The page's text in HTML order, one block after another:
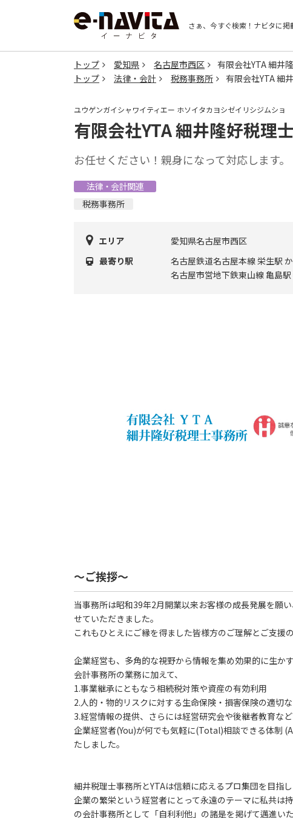
さぁ、今すぐ検索！ ナビタに掲
トップ 愛知県 名古屋市西区
有限会社YTA 細井
トップ
法律・会計 税務事務所 有限会社YTA 細
ユウゲンガイシャワイティエー ホソイタカヨシゼイリシジムショ
有限会社YTA 細井隆好税理
お任せください！親身になって対応します。
法律・会計関連
税務事務所
エリア
愛知県名古屋市西区
最寄り駅
名古屋鉄道名古屋本線 栄生駅
名古屋市営地下鉄東山線 亀島
～ご挨拶～
当事務所は昭和39年2月開業以来お客様の成長発展を願
せていただきました。
これもひとえにご縁を得ました皆様方のご理解とご支援
企業経営も、多角的な視野から情報を集め効果的に生か
会計事務所の業務に加えて、
1.事業継承にともなう相続税対策や資産の有効利用
2.人的・物的リスクに対する生命保険・損害保険の適切
3.経営情報の提供、さらには経営研究会や後継者教育など
企業経営者(You)が何でも気軽に(Total)相談できる体制
たしました。
細井税理士事務所とYTAは信頼に応えるプロ集団を目指し
企業の繁栄という経営者にとって永遠のテーマに私共は
の会計事務所として「自利利他」の諸是を掲げて邁進いた